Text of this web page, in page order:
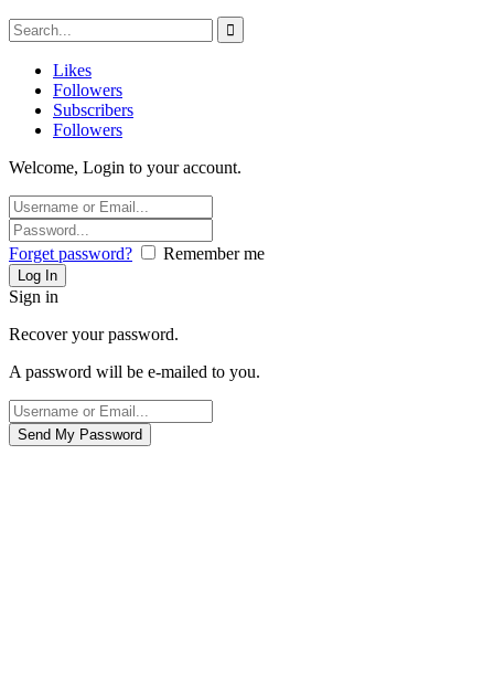
Likes
Followers
Subscribers
Followers
Welcome, Login to your account.
Forget password? Remember me
Sign in
Recover your password.
A password will be e-mailed to you.